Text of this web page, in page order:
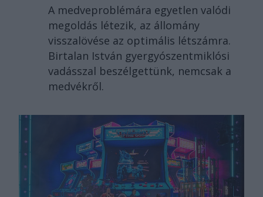
A medveproblémára egyetlen valódi
megoldás létezik, az állomány
visszalövése az optimális létszámra.
Birtalan István gyergyószentmiklósi
vadásszal beszélgettünk, nemcsak a
medvékről.